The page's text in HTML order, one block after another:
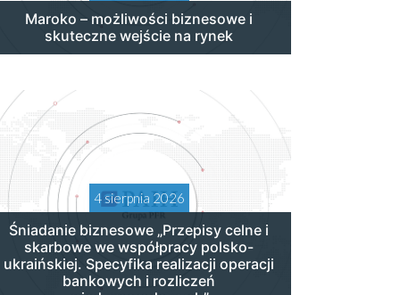
Maroko – możliwości biznesowe i
skuteczne wejście na rynek
4 sierpnia 2026
Śniadanie biznesowe „Przepisy celne i
skarbowe we współpracy polsko-
ukraińskiej. Specyfika realizacji operacji
bankowych i rozliczeń